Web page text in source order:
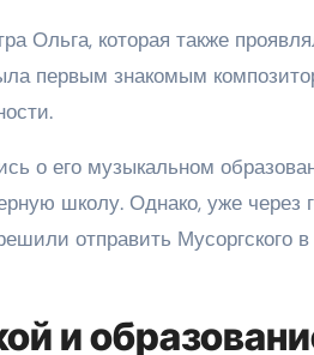
Ольга, которая также
первым знакомым
о его музыкальном
школу. Однако, уже через
отправить Мусоргского
и